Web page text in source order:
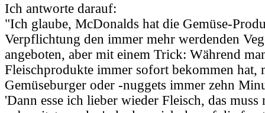
Ich antworte darauf:
"Ich glaube, McDonalds hat die Gemüse-
Verpflichtung den immer mehr werdenden
angeboten, aber mit einem Trick: Während
Fleischprodukte immer sofort bekommen hat,
Gemüseburger oder -nuggets immer zehn
'Dann esse ich lieber wieder Fleisch, das muss